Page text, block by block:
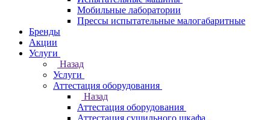
Мобильные лаборатории
Прессы испытательные малогабаритные
Бренды
Акции
Услуги
Назад
Услуги
Аттестация оборудования
Назад
Аттестация оборудования
Аттестация сушильного шкафа